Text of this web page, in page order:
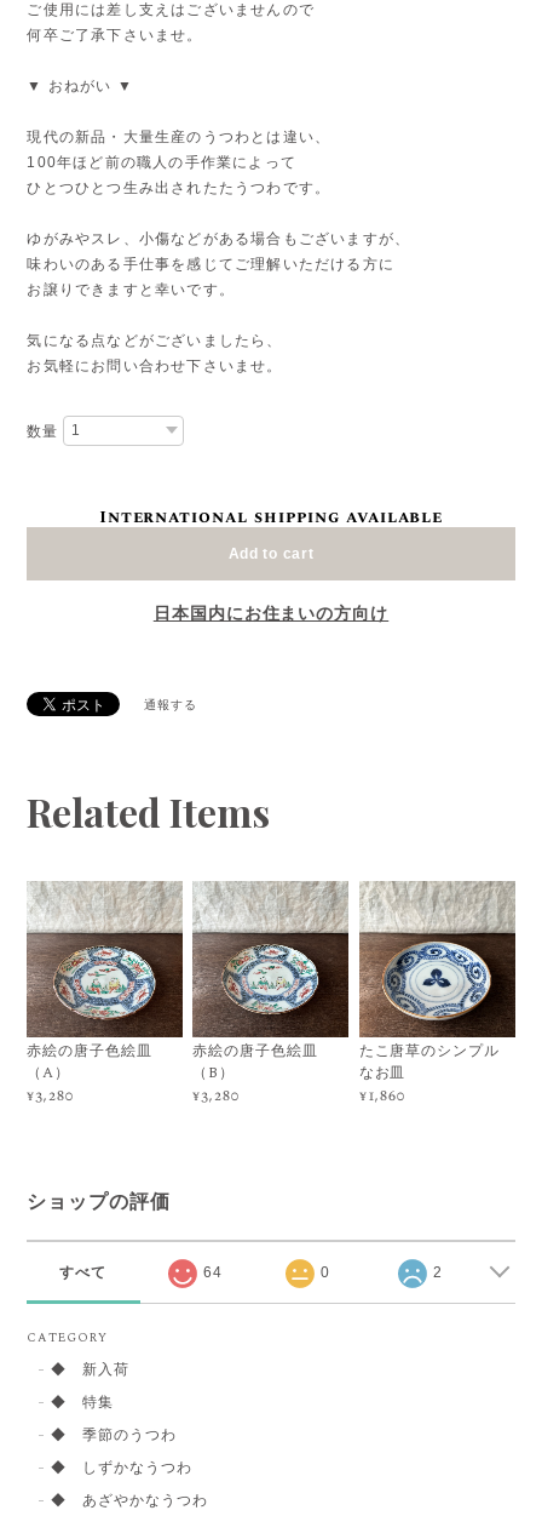
ご使用には差し支えはございませんので
何卒ご了承下さいませ。
▼ おねがい ▼
現代の新品・大量生産のうつわとは違い、
100年ほど前の職人の手作業によって
ひとつひとつ生み出されたたうつわです。
ゆがみやスレ、小傷などがある場合もございますが、
味わいのある手仕事を感じてご理解いただける方に
お譲りできますと幸いです。
気になる点などがございましたら、
お気軽にお問い合わせ下さいませ。
数量
International shipping available
Add to cart
日本国内にお住まいの方向け
通報する
Related Items
赤絵の唐子色絵皿
（A）
¥3,280
赤絵の唐子色絵皿
（B）
¥3,280
たこ唐草のシンプル
なお皿
¥1,860
ショップの評価
すべて 64 0 2
CATEGORY
◆ 新入荷
◆ 特集
◆ 季節のうつわ
◆ しずかなうつわ
◆ あざやかなうつわ